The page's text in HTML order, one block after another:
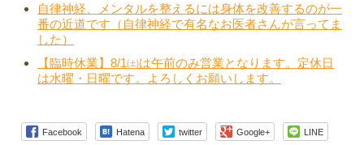
自律神経、メンタルを整えるには身体を改善するのが一
番の近道です（自律神経で有名なお医者さんが言ってま
した）
【臨時休業】8/1㈯は午前のみ営業となります。定休日
は水曜・日曜です。よろしくお願いします。
Facebook Hatena twitter Google+ LINE